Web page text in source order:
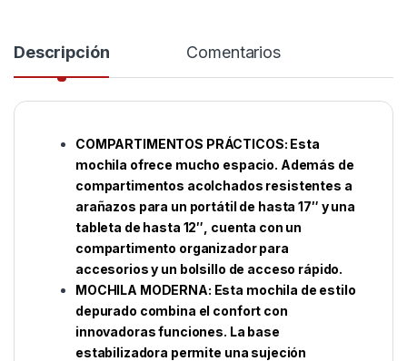
Descripción Comentarios
COMPARTIMENTOS PRÁCTICOS: Esta
mochila ofrece mucho espacio. Además de
compartimentos acolchados resistentes a
arañazos para un portátil de hasta 17″ y una
tableta de hasta 12″, cuenta con un
compartimento organizador para
accesorios y un bolsillo de acceso rápido.
MOCHILA MODERNA: Esta mochila de estilo
depurado combina el confort con
innovadoras funciones. La base
estabilizadora permite una sujeción